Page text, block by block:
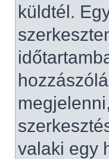
küldtél.
valaki egy